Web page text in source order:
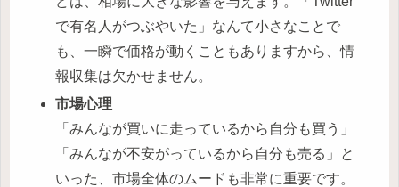
で有名人がつぶやいた」なんて小さなことで
も、一瞬で価格が動くこともありますから、情
報収集は欠かせません。
市場心理
「みんなが買いに走っているから自分も買う」
「みんなが不安がっているから自分も売る」と
いった、市場全体のムードも非常に重要です。